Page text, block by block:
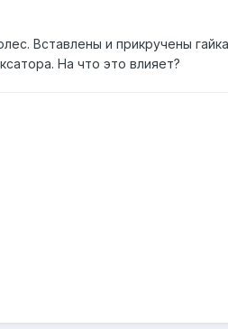
Вставлены и прикручены
На что это влияет?